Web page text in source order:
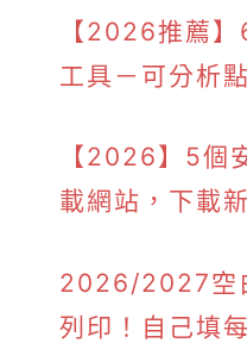
【2026推薦
工具－可分析
【2026】5個
載網站，下載
2026/2027空
列印！自己填